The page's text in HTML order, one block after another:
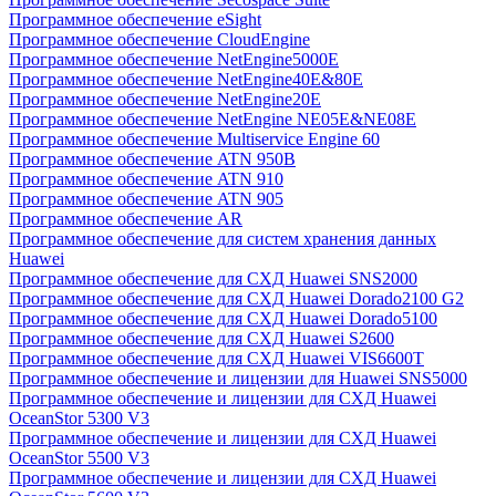
Программное обеспечение eSight
Программное обеспечение CloudEngine
Программное обеспечение NetEngine5000E
Программное обеспечение NetEngine40E&80E
Программное обеспечение NetEngine20E
Программное обеспечение NetEngine NE05E&NE08E
Программное обеспечение Multiservice Engine 60
Программное обеспечение ATN 950B
Программное обеспечение ATN 910
Программное обеспечение ATN 905
Программное обеспечение AR
Программное обеспечение для систем хранения данных
Huawei
Программное обеспечение для СХД Huawei SNS2000
Программное обеспечение для СХД Huawei Dorado2100 G2
Программное обеспечение для СХД Huawei Dorado5100
Программное обеспечение для СХД Huawei S2600
Программное обеспечение для СХД Huawei VIS6600T
Программное обеспечение и лицензии для Huawei SNS5000
Программное обеспечение и лицензии для СХД Huawei
OceanStor 5300 V3
Программное обеспечение и лицензии для СХД Huawei
OceanStor 5500 V3
Программное обеспечение и лицензии для СХД Huawei